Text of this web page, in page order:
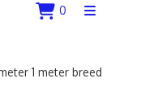
0
Menu
1 meter breed